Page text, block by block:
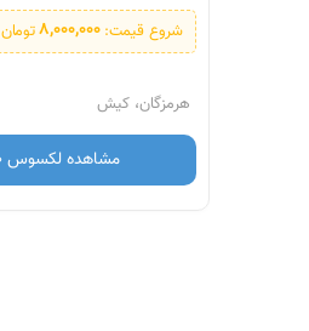
شروع قیمت: 8,000,000تومان
هرمزگان، کیش
مشاهده لکسوس IS300